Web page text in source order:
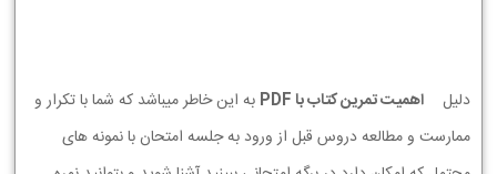
دلیل اهمیت تمرین کتاب با PDF
به این خاطر میباشد که شما با تکرار و
ممارست و مطالعه دروس قبل از ورود به جلسه امتحان با نمونه های